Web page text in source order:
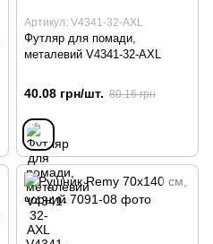
Артикул: V4341-32-AXL
Футляр для помади,
металевий V4341-32-AXL
40.08 грн/шт. 80.16 грн